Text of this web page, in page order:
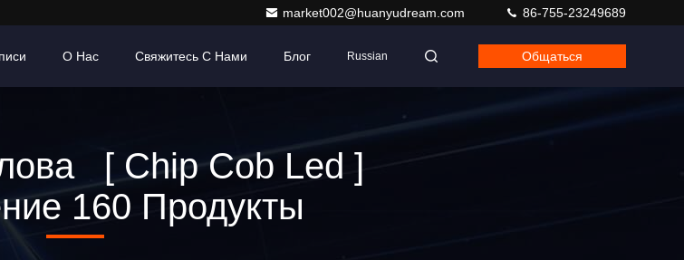
market002@huanyudream.com 86-755-23249689
О Нас Свяжитесь С Нами Блог Russian Общаться
[ Chip Cob Led ]
160 Продукты